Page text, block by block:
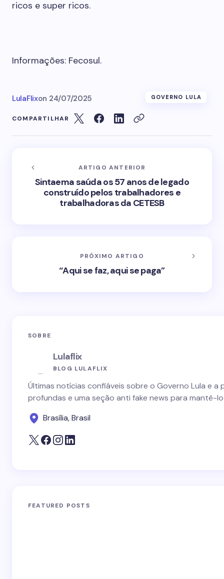
ricos e super ricos.
Informações: Fecosul.
LulaFlixon 24/07/2025 GOVERNO LULA
COMPARTILHAR
ARTIGO ANTERIOR
Sintaema saúda os 57 anos de legado
construído pelos trabalhadores e
trabalhadoras da CETESB
PRÓXIMO ARTIGO
“Aqui se faz, aqui se paga”
SOBRE
Lulaflix
BLOG LULAFLIX
Últimas notícias confiáveis sobre o Governo Lula e
profundas e uma seção anti fake news para mantê-
Brasília, Brasil
FEATURED POSTS